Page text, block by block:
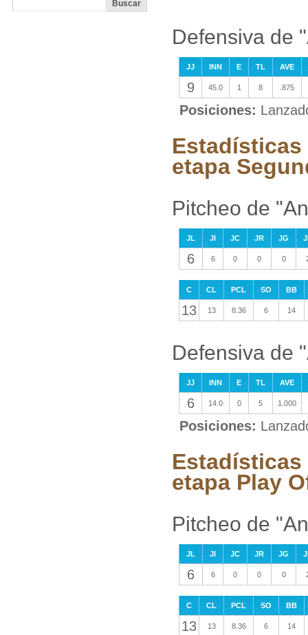
Defensiva de
JJ INN E TL AVE
9 45.0 1 8 .875
Posiciones:
etapa
Pitcheo de
JL JI JC JR JG
6 6 0 0 0
C CL PCL SO BB
13 13 8.36 6 14
Defensiva de
JJ INN E TL AVE
6 14.0 0 5 1.000
Posiciones:
etapa Play
Pitcheo de
JL JI JC JR JG
6 6 0 0 0
C CL PCL SO BB
13 13 8.36 6 14